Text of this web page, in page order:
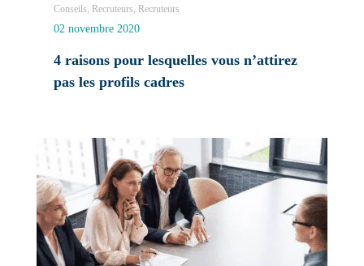
Conseils, Recruteurs, Recruteurs
02 novembre 2020
4 raisons pour lesquelles vous n’attirez
pas les profils cadres